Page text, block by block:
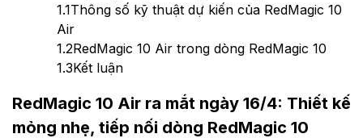
1.1Thông số kỹ thuật dự kiến của RedMagic 10
Air
1.2RedMagic 10 Air trong dòng RedMagic 10
1.3Kết luận
RedMagic 10 Air ra mắt ngày 16/4: Thiết kế
mỏng nhẹ, tiếp nối dòng RedMagic 10